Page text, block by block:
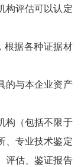
构评估可以认定
根据各种证据材
的与本企业资产
构 （包括不限于
、专业技术鉴定
评估、鉴证报告